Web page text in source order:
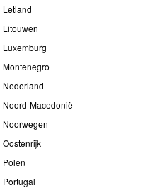
Letland
Litouwen
Luxemburg
Montenegro
Nederland
Noord-Macedonië
Noorwegen
Oostenrijk
Polen
Portugal